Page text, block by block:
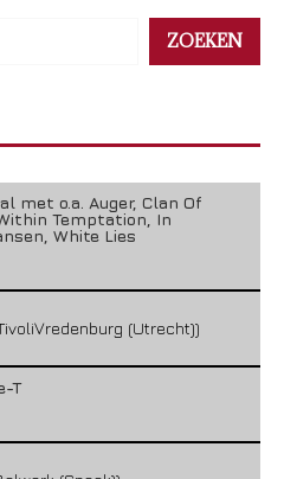
ZOEKEN
met o.a. Auger, Clan Of
Temptation, In
White Lies
(Utrecht))
T